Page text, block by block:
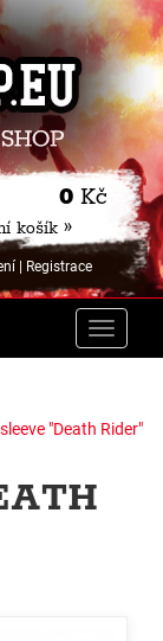
0 Kč
košík »
| Registrace
Toggle
"Death Rider"